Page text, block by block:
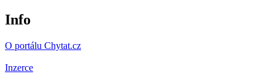
Info
O portálu Chytat.cz
Inzerce